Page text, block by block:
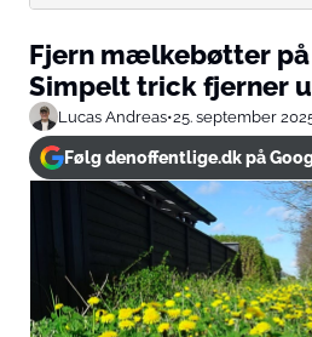
Fjern mælkebøtter
Simpelt trick fjerner
Lucas Andreas•25. september
Følg denoffentlige.dk på